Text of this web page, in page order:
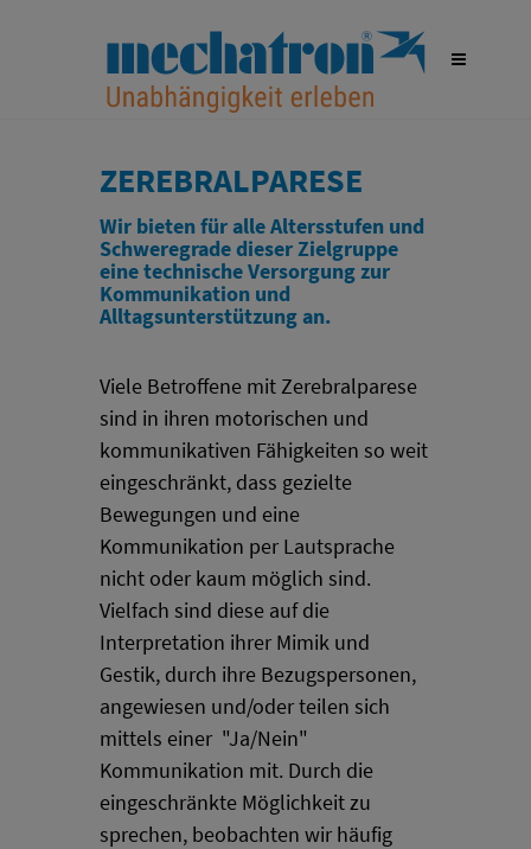
ZEREBRALPARESE
Wir bieten für alle Altersstufen und
Schweregrade dieser Zielgruppe
eine technische Versorgung zur
Kommunikation und
Alltagsunterstützung an.
Viele Betroffene mit Zerebralparese
sind in ihren motorischen und
kommunikativen Fähigkeiten so weit
eingeschränkt, dass gezielte
Bewegungen und eine
Kommunikation per Lautsprache
nicht oder kaum möglich sind.
Vielfach sind diese auf die
Interpretation ihrer Mimik und
Gestik, durch ihre Bezugspersonen,
angewiesen und/oder teilen sich
mittels einer "Ja/Nein"
Kommunikation mit. Durch die
eingeschränkte Möglichkeit zu
sprechen, beobachten wir häufig